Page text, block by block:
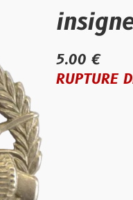
insigne
€
DE STOCK